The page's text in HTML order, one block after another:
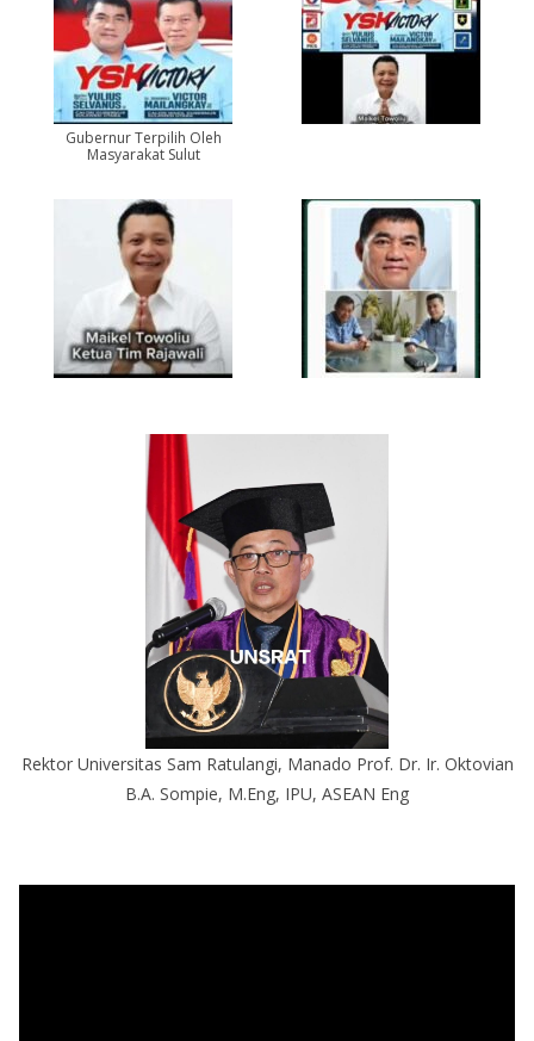
Gubernur Terpilih Oleh
Masyarakat Sulut
Rektor Universitas Sam Ratulangi, Manado Prof. Dr. Ir. Oktovian
B.A. Sompie, M.Eng, IPU, ASEAN Eng